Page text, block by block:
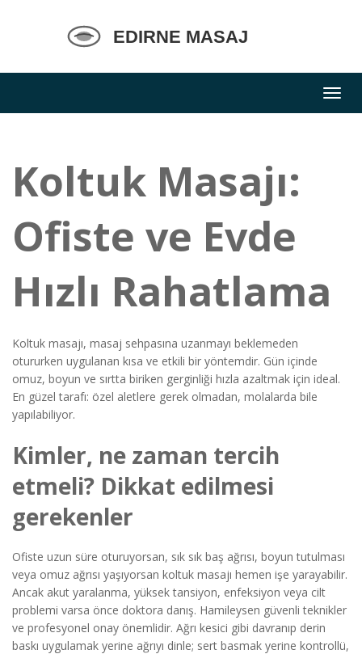
Koltuk Masajı:
Ofiste ve Evde
Hızlı Rahatlama
Koltuk masajı, masaj sehpasına uzanmayı beklemeden
otururken uygulanan kısa ve etkili bir yöntemdir. Gün içinde
omuz, boyun ve sırtta biriken gerginliği hızla azaltmak için ideal.
En güzel tarafı: özel aletlere gerek olmadan, molalarda bile
yapılabiliyor.
Kimler, ne zaman tercih
etmeli? Dikkat edilmesi
gerekenler
Ofiste uzun süre oturuyorsan, sık sık baş ağrısı, boyun tutulması
veya omuz ağrısı yaşıyorsan koltuk masajı hemen işe yarayabilir.
Ancak akut yaralanma, yüksek tansiyon, enfeksiyon veya cilt
problemi varsa önce doktora danış. Hamileysen güvenli teknikler
ve profesyonel onay önemlidir. Ağrı kesici gibi davranıp derin
baskı uygulamak yerine ağrıyı dinle; sert basmak yerine kontrollü,